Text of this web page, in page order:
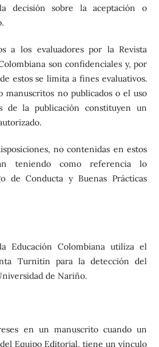
decisión sobre la aceptación o
a los evaluadores por la Revista
son confidenciales y, por
estos se limita a fines evaluativos.
manuscritos no publicados o el uso
de la publicación constituyen un
no contenidas en estos
teniendo como referencia lo
de Conducta y Buenas Prácticas
Educación Colombiana utiliza el
Turnitin para la detección del
de Nariño.
en un manuscrito cuando un
Equipo Editorial, tiene un vínculo